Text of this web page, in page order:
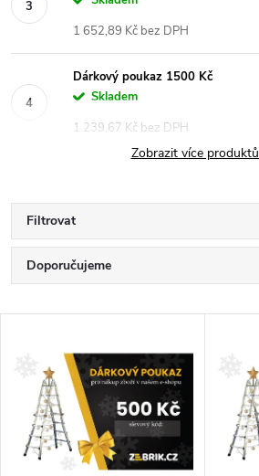
1 652,89 Kč bez DPH
Dárkový poukaz 1500 Kč
Skladem
1 239,67 Kč bez DPH
Zobrazit více produktů
Filtrovat
Ř
a
n
Doporučujeme
Nejprodávanější
Abecedně
p